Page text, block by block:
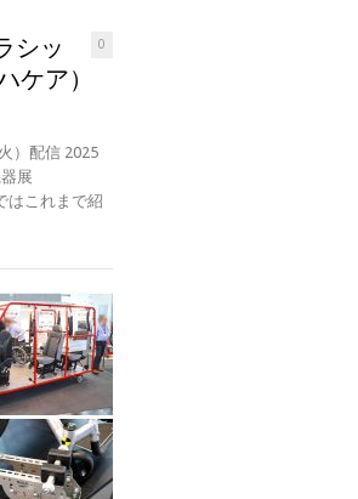
0
シッ
ケア）
）配信 2025
展
はこれまで紹